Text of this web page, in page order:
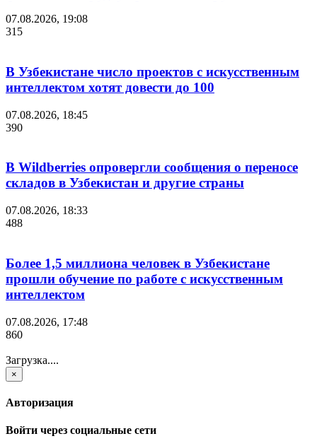
07.08.2026, 19:08
315
В Узбекистане число проектов с искусственным
интеллектом хотят довести до 100
07.08.2026, 18:45
390
В Wildberries опровергли сообщения о переносе
складов в Узбекистан и другие страны
07.08.2026, 18:33
488
Более 1,5 миллиона человек в Узбекистане
прошли обучение по работе с искусственным
интеллектом
07.08.2026, 17:48
860
Загрузка....
×
Авторизация
Войти через социальные сети